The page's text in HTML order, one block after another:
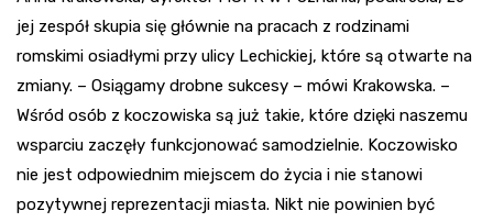
jej zespół skupia się głównie na pracach z rodzinami
romskimi osiadłymi przy ulicy Lechickiej, które są otwarte na
zmiany. – Osiągamy drobne sukcesy – mówi Krakowska. –
Wśród osób z koczowiska są już takie, które dzięki naszemu
wsparciu zaczęły funkcjonować samodzielnie. Koczowisko
nie jest odpowiednim miejscem do życia i nie stanowi
pozytywnej reprezentacji miasta. Nikt nie powinien być